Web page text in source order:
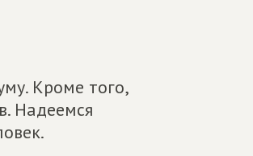
Кроме того,
Надеемся